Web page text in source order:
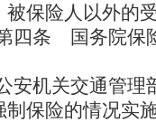
被保险人以外的
四条
国务院保
安机关交通管理
制保险的情况实